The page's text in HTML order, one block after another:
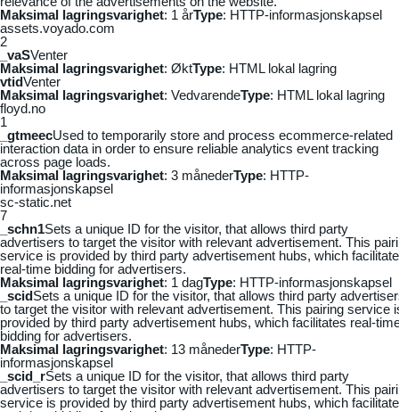
Maksimal lagringsvarighet: 1 årType: HTTP-informasjonskapsel
assets.voyado.com
2
_vaSVenter
Maksimal lagringsvarighet: ØktType: HTML lokal lagring
vtidVenter
Maksimal lagringsvarighet: VedvarendeType: HTML lokal lagring
floyd.no
1
_gtmeecUsed to temporarily store and process ecommerce-related
interaction data in order to ensure reliable analytics event tracking
across page loads.
Maksimal lagringsvarighet: 3 månederType: HTTP-
informasjonskapsel
sc-static.net
7
_schn1Sets a unique ID for the visitor, that allows third party
advertisers to target the visitor with relevant advertisement. This
service is provided by third party advertisement hubs, which
real-time bidding for advertisers.
Maksimal lagringsvarighet: 1 dagType: HTTP-informasjonskapsel
_scidSets a unique ID for the visitor, that allows third party
to target the visitor with relevant advertisement. This pairing service
provided by third party advertisement hubs, which facilitates real-
bidding for advertisers.
Maksimal lagringsvarighet: 13 månederType: HTTP-
informasjonskapsel
_scid_rSets a unique ID for the visitor, that allows third party
advertisers to target the visitor with relevant advertisement. This
service is provided by third party advertisement hubs, which